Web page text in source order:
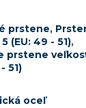
prstene,
(EU: 49 - 51),
prstene
51)
oceľ